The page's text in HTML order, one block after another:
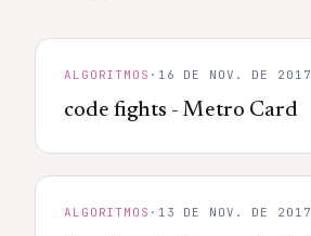
ALGORITMOS · 16 DE NOV. DE 2017
code fights - Metro Card
ALGORITMOS · 13 DE NOV. DE 2017